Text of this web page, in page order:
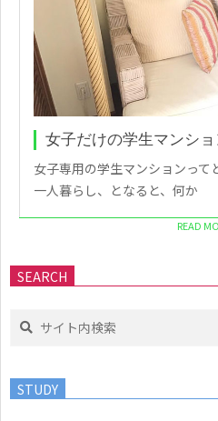
女子だけの学生マンシ
女子専用の学生マンションって
一人暮らし、となると、何か
READ
SEARCH
Search
STUDY